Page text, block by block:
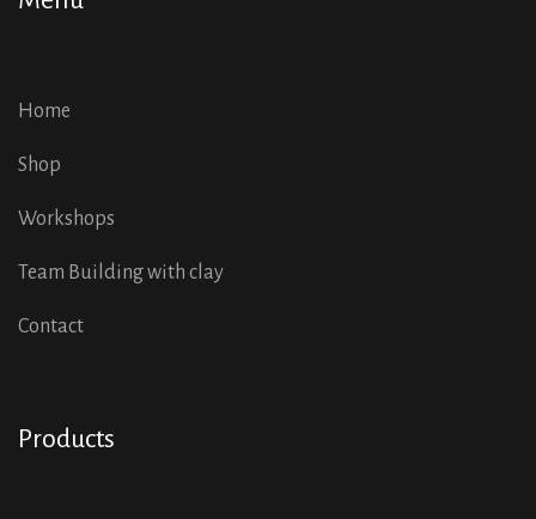
Home
Shop
Workshops
Team Building with clay
Contact
Products